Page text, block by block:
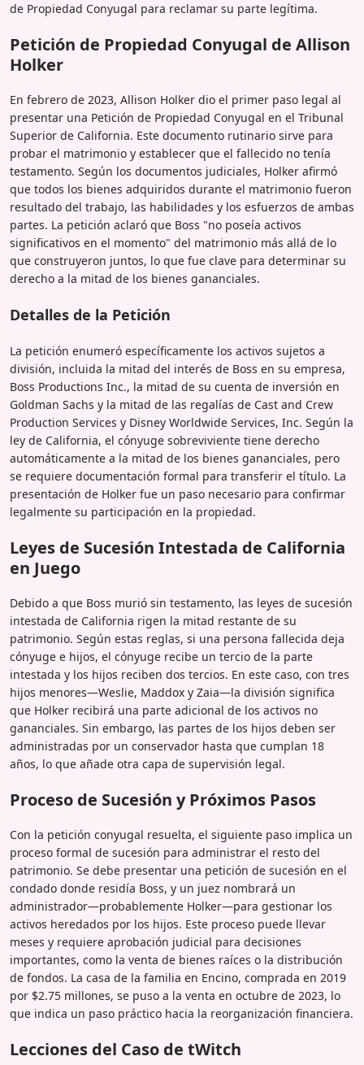
de Propiedad Conyugal para reclamar su parte legítima.
Petición de Propiedad Conyugal de Allison
Holker
En febrero de 2023, Allison Holker dio el primer paso legal al
presentar una Petición de Propiedad Conyugal en el Tribunal
Superior de California. Este documento rutinario sirve para
probar el matrimonio y establecer que el fallecido no tenía
testamento. Según los documentos judiciales, Holker afirmó
que todos los bienes adquiridos durante el matrimonio fueron
resultado del trabajo, las habilidades y los esfuerzos de ambas
partes. La petición aclaró que Boss "no poseía activos
significativos en el momento" del matrimonio más allá de lo
que construyeron juntos, lo que fue clave para determinar su
derecho a la mitad de los bienes gananciales.
Detalles de la Petición
La petición enumeró específicamente los activos sujetos a
división, incluida la mitad del interés de Boss en su empresa,
Boss Productions Inc., la mitad de su cuenta de inversión en
Goldman Sachs y la mitad de las regalías de Cast and Crew
Production Services y Disney Worldwide Services, Inc. Según la
ley de California, el cónyuge sobreviviente tiene derecho
automáticamente a la mitad de los bienes gananciales, pero
se requiere documentación formal para transferir el título. La
presentación de Holker fue un paso necesario para confirmar
legalmente su participación en la propiedad.
Leyes de Sucesión Intestada de California
en Juego
Debido a que Boss murió sin testamento, las leyes de sucesión
intestada de California rigen la mitad restante de su
patrimonio. Según estas reglas, si una persona fallecida deja
cónyuge e hijos, el cónyuge recibe un tercio de la parte
intestada y los hijos reciben dos tercios. En este caso, con tres
hijos menores—Weslie, Maddox y Zaia—la división significa
que Holker recibirá una parte adicional de los activos no
gananciales. Sin embargo, las partes de los hijos deben ser
administradas por un conservador hasta que cumplan 18
años, lo que añade otra capa de supervisión legal.
Proceso de Sucesión y Próximos Pasos
Con la petición conyugal resuelta, el siguiente paso implica un
proceso formal de sucesión para administrar el resto del
patrimonio. Se debe presentar una petición de sucesión en el
condado donde residía Boss, y un juez nombrará un
administrador—probablemente Holker—para gestionar los
activos heredados por los hijos. Este proceso puede llevar
meses y requiere aprobación judicial para decisiones
importantes, como la venta de bienes raíces o la distribución
de fondos. La casa de la familia en Encino, comprada en 2019
por $2.75 millones, se puso a la venta en octubre de 2023, lo
que indica un paso práctico hacia la reorganización financiera.
Lecciones del Caso de tWitch